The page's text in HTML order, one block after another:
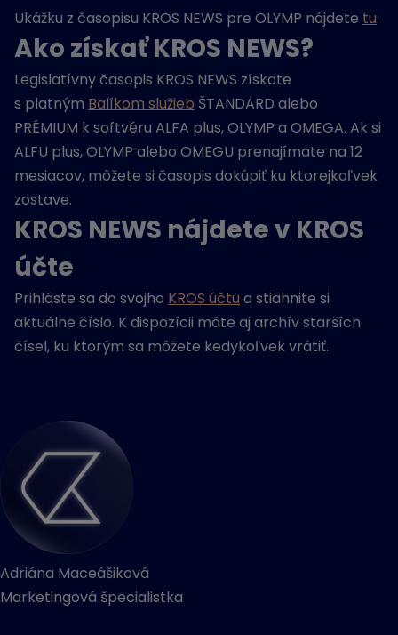
Ukážku z časopisu KROS NEWS pre OLYMP nájdete tu.
Ako získať KROS NEWS?
Legislatívny časopis KROS NEWS získate
s platným Balíkom služieb ŠTANDARD alebo
PRÉMIUM k softvéru ALFA plus, OLYMP a OMEGA. Ak si
ALFU plus, OLYMP alebo OMEGU prenajímate na 12
mesiacov, môžete si časopis dokúpiť ku ktorejkoľvek
zostave.
KROS NEWS nájdete v KROS
účte
Prihláste sa do svojho KROS účtu a stiahnite si
aktuálne číslo. K dispozícii máte aj archív starších
čísel, ku ktorým sa môžete kedykoľvek vrátiť.
Adriána Maceášiková
Marketingová špecialistka